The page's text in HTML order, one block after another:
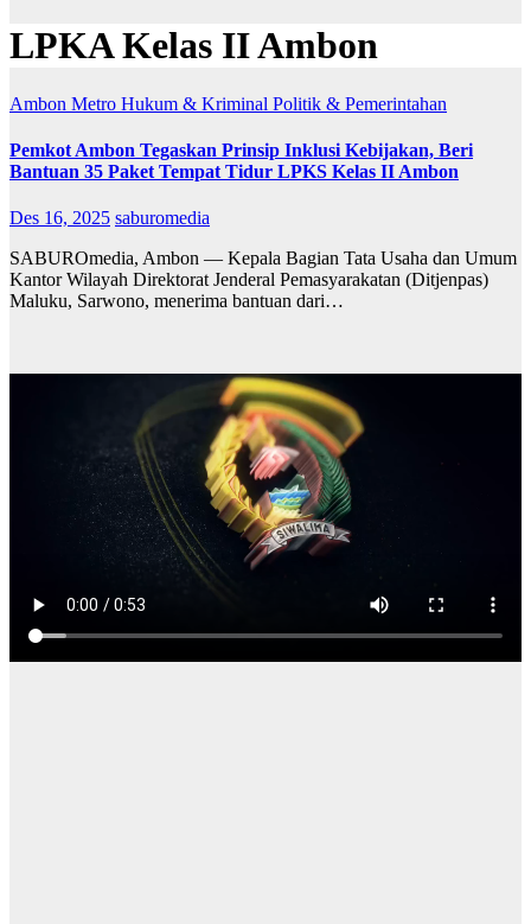
LPKA Kelas II Ambon
Ambon Metro Hukum & Kriminal Politik & Pemerintahan
Pemkot Ambon Tegaskan Prinsip Inklusi Kebijakan, Beri
Bantuan 35 Paket Tempat Tidur LPKS Kelas II Ambon
Des 16, 2025 saburomedia
SABUROmedia, Ambon — Kepala Bagian Tata Usaha dan Umum
Kantor Wilayah Direktorat Jenderal Pemasyarakatan (Ditjenpas)
Maluku, Sarwono, menerima bantuan dari…